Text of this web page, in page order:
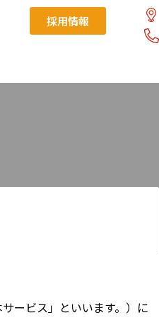
採用情報
ービス」といいます。）に